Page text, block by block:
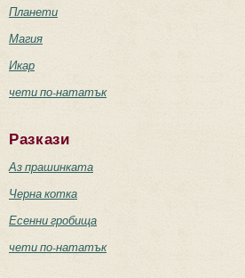
Планети
Магия
Икар
чети по-нататък
Разкази
Аз прашинката
Черна котка
Есенни гробища
чети по-нататък